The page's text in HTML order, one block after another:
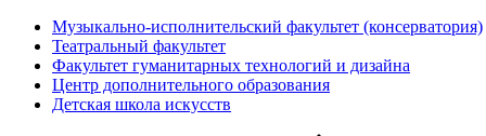
Музыкально-исполнительский факультет (консерватория)
Театральный факультет
Факультет гуманитарных технологий и дизайна
Центр дополнительного образования
Детская школа искусств